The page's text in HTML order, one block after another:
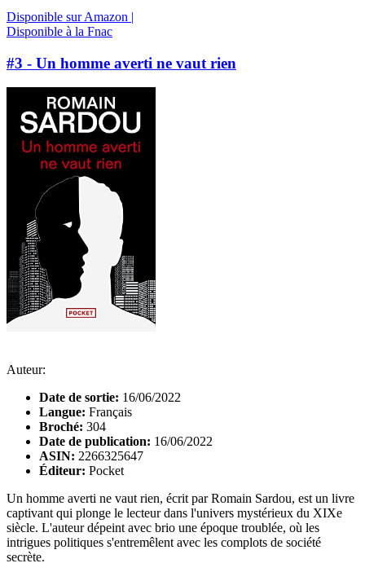
Disponible sur Amazon |
Disponible à la Fnac
#3 - Un homme averti ne vaut rien
Auteur:
Date de sortie: 16/06/2022
Langue: Français
Broché: 304
Date de publication: 16/06/2022
ASIN: 2266325647
Éditeur: Pocket
Un homme averti ne vaut rien, écrit par Romain Sardou, est un livre
captivant qui plonge le lecteur dans l'univers mystérieux du XIXe
siècle. L'auteur dépeint avec brio une époque troublée, où les
intrigues politiques s'entremêlent avec les complots de société
secrète.